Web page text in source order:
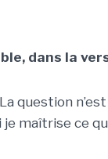
dans la
question
maîtrise ce